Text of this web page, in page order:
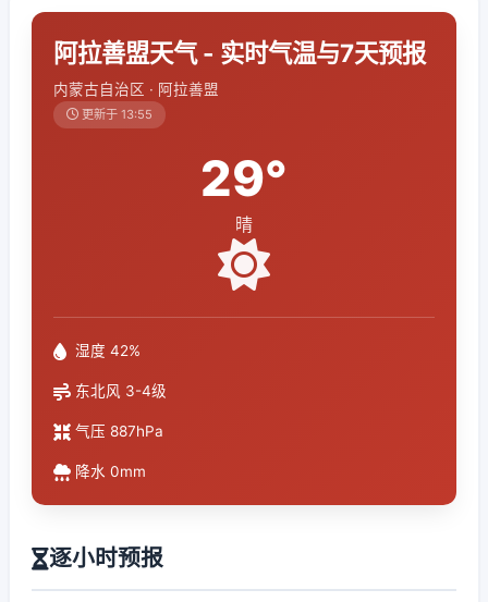
阿拉善盟天气 - 实时气温与7天预报
内蒙古自治区 · 阿拉善盟
更新于 13:55
29°
晴
湿度 42%
东北风 3-4级
气压 887hPa
降水 0mm
逐小时预报